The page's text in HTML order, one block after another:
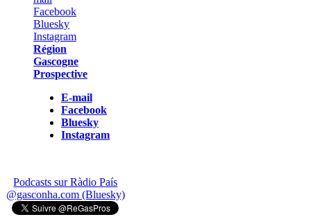
Région
Gascogne
Prospective
E-mail
Facebook
Bluesky
Instagram
Podcasts sur Ràdio País
@gasconha.com (Bluesky)